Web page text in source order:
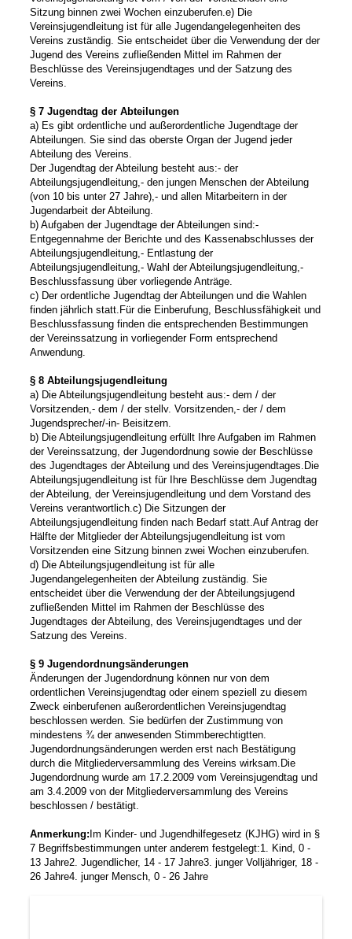
Sitzung binnen zwei Wochen einzuberufen.e) Die
Vereinsjugendleitung ist für alle Jugendangelegenheiten des
Vereins zuständig. Sie entscheidet über die Verwendung der der
Jugend des Vereins zufließenden Mittel im Rahmen der
Beschlüsse des Vereinsjugendtages und der Satzung des
Vereins.
§ 7 Jugendtag der Abteilungen
a) Es gibt ordentliche und außerordentliche Jugendtage der
Abteilungen. Sie sind das oberste Organ der Jugend jeder
Abteilung des Vereins.
Der Jugendtag der Abteilung besteht aus:- der
Abteilungsjugendleitung,- den jungen Menschen der Abteilung
(von 10 bis unter 27 Jahre),- und allen Mitarbeitern in der
Jugendarbeit der Abteilung.
b) Aufgaben der Jugendtage der Abteilungen sind:-
Entgegennahme der Berichte und des Kassenabschlusses der
Abteilungsjugendleitung,- Entlastung der
Abteilungsjugendleitung,- Wahl der Abteilungsjugendleitung,-
Beschlussfassung über vorliegende Anträge.
c) Der ordentliche Jugendtag der Abteilungen und die Wahlen
finden jährlich statt. Für die Einberufung, Beschlussfähigkeit und
Beschlussfassung finden die entsprechenden Bestimmungen
der Vereinssatzung in vorliegender Form entsprechend
Anwendung.
§ 8 Abteilungsjugendleitung
a) Die Abteilungsjugendleitung besteht aus:- dem / der
Vorsitzenden,- dem / der stellv. Vorsitzenden,- der / dem
Jugendsprecher/-in- Beisitzern.
b) Die Abteilungsjugendleitung erfüllt Ihre Aufgaben im Rahmen
der Vereinssatzung, der Jugendordnung sowie der Beschlüsse
des Jugendtages der Abteilung und des Vereinsjugendtages. Die
Abteilungsjugendleitung ist für Ihre Beschlüsse dem Jugendtag
der Abteilung, der Vereinsjugendleitung und dem Vorstand des
Vereins verantwortlich.c) Die Sitzungen der
Abteilungsjugendleitung finden nach Bedarf statt.Auf Antrag der
Hälfte der Mitglieder der Abteilungsjugendleitung ist vom
Vorsitzenden eine Sitzung binnen zwei Wochen einzuberufen.
d) Die Abteilungsjugendleitung ist für alle
Jugendangelegenheiten der Abteilung zuständig. Sie
entscheidet über die Verwendung der der Abteilungsjugend
zufließenden Mittel im Rahmen der Beschlüsse des
Jugendtages der Abteilung, des Vereinsjugendtages und der
Satzung des Vereins.
§ 9 Jugendordnungsänderungen
Änderungen der Jugendordnung können nur von dem
ordentlichen Vereinsjugendtag oder einem speziell zu diesem
Zweck einberufenen außerordentlichen Vereinsjugendtag
beschlossen werden. Sie bedürfen der Zustimmung von
mindestens ¾ der anwesenden Stimmberechtigtten.
Jugendordnungsänderungen werden erst nach Bestätigung
durch die Mitgliederversammlung des Vereins wirksam. Die
Jugendordnung wurde am 17.2.2009 vom Vereinsjugendtag und
am 3.4.2009 von der Mitgliederversammlung des Vereins
beschlossen / bestätigt.
Anmerkung: Im Kinder- und Jugendhilfegesetz (KJHG) wird in §
7 Begriffsbestimmungen unter anderem festgelegt:1. Kind, 0 -
13 Jahre2. Jugendlicher, 14 - 17 Jahre3. junger Volljähriger, 18 -
26 Jahre4. junger Mensch, 0 - 26 Jahre